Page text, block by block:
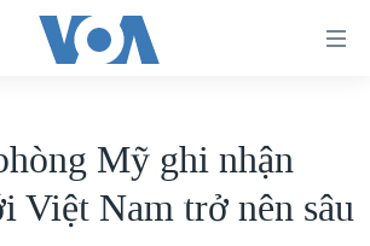
Mỹ ghi nhận
Việt Nam trở nên sâu